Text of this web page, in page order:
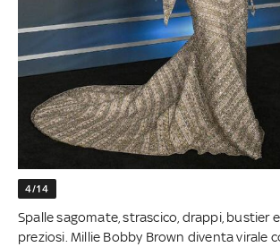
4/14
Spalle sagomate, strascico, drappi, bustier
preziosi. Millie Bobby Brown diventa virale